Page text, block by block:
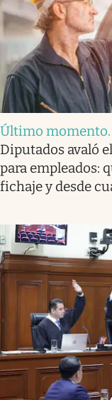
Último momento.
Diputados avaló
para empleados:
fichaje y desde